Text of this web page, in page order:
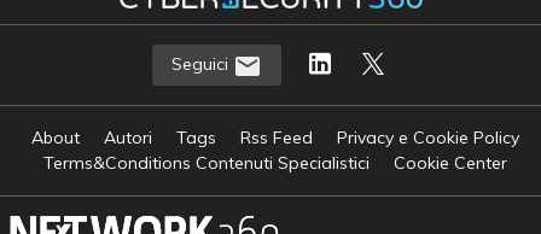
Seguici
About Autori Tags Rss Feed
Privacy e Cookie Policy
Terms&Conditions Contenuti Specialistici
Cookie Center